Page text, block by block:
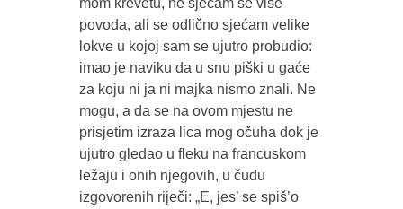
mom krevetu, ne sjećam se više
povoda, ali se odlično sjećam velike
lokve u kojoj sam se ujutro probudio:
imao je naviku da u snu piški u gaće
za koju ni ja ni majka nismo znali. Ne
mogu, a da se na ovom mjestu ne
prisjetim izraza lica mog očuha dok je
ujutro gledao u fleku na francuskom
ležaju i onih njegovih, u čudu
izgovorenih riječi: „E, jes’ se spiš’o